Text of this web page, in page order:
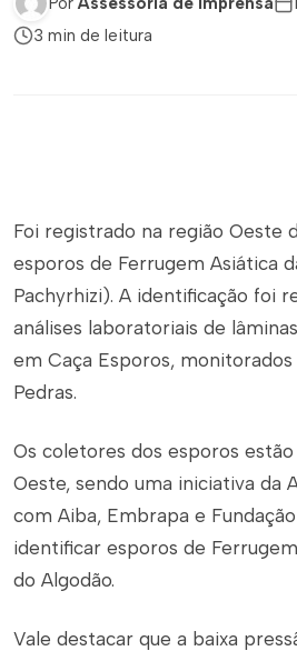
3 min de leitura
Foi registrado na região Oeste
esporos de Ferrugem Asiática
Pachyrhizi). A identificação foi
análises laboratoriais de
em Caça Esporos,
Pedras.
Os coletores dos esporos
Oeste, sendo uma iniciativa da
com Aiba, Embrapa e
identificar esporos de
do Algodão.
Vale destacar que a baixa